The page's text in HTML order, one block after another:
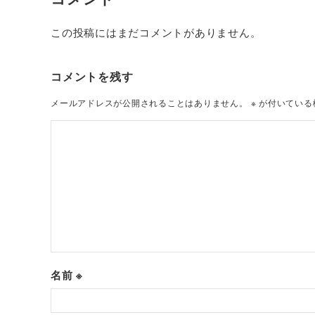
この投稿にはまだコメントがありません。
コメントを残す
メールアドレスが公開されることはありません。 ※ が付いてい
名前※